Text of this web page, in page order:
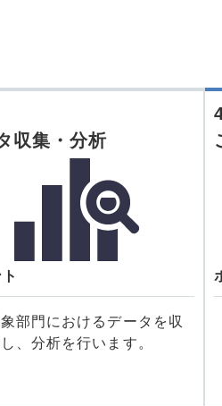
収集・分析
部門におけるデータを収
、分析を行います。